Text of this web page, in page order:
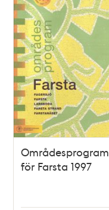
Områdesprogram
för Farsta 1997